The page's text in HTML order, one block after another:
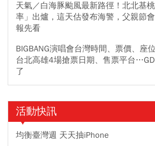
天氣／白海豚颱風最新路徑！北北基
率」出爐，這天估發布海警，父親節
報先看
BIGBANG演唱會台灣時間、票價、座
台北高雄4場搶票日期、售票平台
了
活動快訊
均衡臺灣週 天天抽iPhone